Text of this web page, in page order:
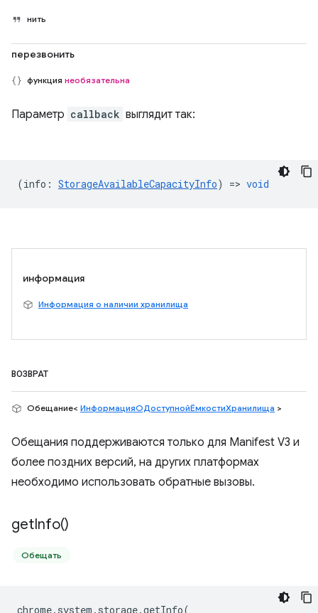
нить
перезвонить
функция необязательна
Параметр callback выглядит так:
(info : StorageAvailableCapacityInfo) => void
информация
Информация о наличии хранилища
ВОЗВРАТ
Обещание< ИнформацияОДоступнойЁмкостиХранилища >
Обещания поддерживаются только для Manifest V3 и
более поздних версий, на других платформах
необходимо использовать обратные вызовы.
getInfo()
Обещать
chrome. system . storage.getInfo(